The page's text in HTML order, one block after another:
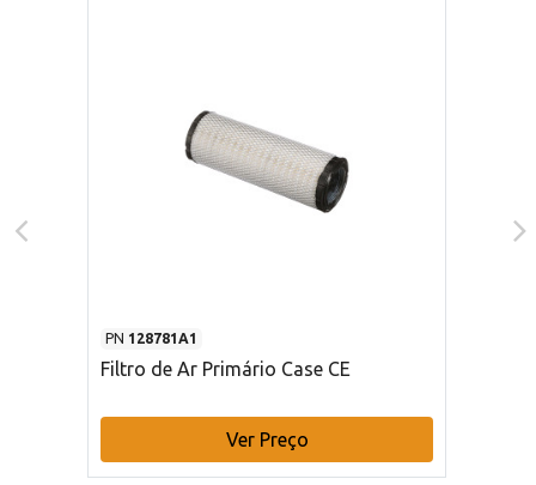
PN 128781A1
Filtro de Ar Primário Case CE
Ver Preço